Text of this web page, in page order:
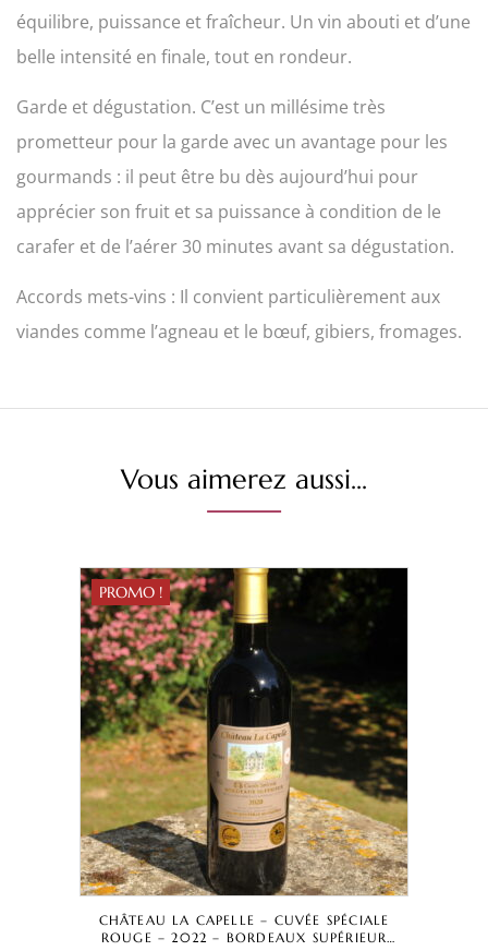
équilibre, puissance et fraîcheur. Un vin abouti et d’une
belle intensité en finale, tout en rondeur.
Garde et dégustation. C’est un millésime très
prometteur pour la garde avec un avantage pour les
gourmands : il peut être bu dès aujourd’hui pour
apprécier son fruit et sa puissance à condition de le
carafer et de l’aérer 30 minutes avant sa dégustation.
Accords mets-vins : Il convient particulièrement aux
viandes comme l’agneau et le bœuf, gibiers, fromages.
Vous aimerez aussi...
PROMO !
CHÂTEAU LA CAPELLE – CUVÉE SPÉCIALE
ROUGE – 2022 – BORDEAUX SUPÉRIEUR